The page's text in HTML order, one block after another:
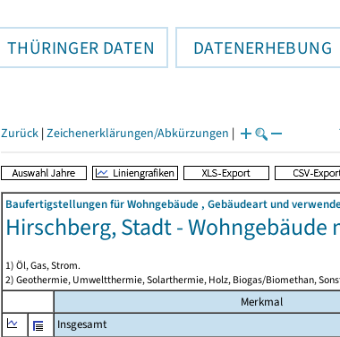
THÜRINGER DATEN DATENERHEBUNG
Zurück | Zeichenerklärungen/Abkürzungen |
Baufertigstellungen für Wohngebäude , Gebäudeart und
Hirschberg, Stadt - Wohngebäude
1) Öl, Gas, Strom.
2) Geothermie, Umweltthermie, Solarthermie, Holz, Biogas/Biomethan,
Merkmal
Insgesamt